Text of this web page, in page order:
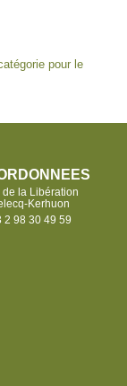
pour le
de la Libération
Kerhuon
2 98 30 49 59